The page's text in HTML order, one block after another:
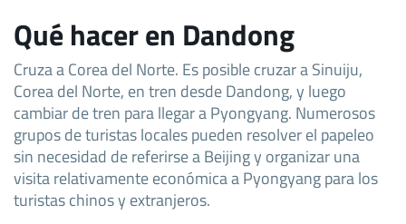
Qué hacer en Dandong
Cruza a Corea del Norte. Es posible cruzar a Sinuiju,
Corea del Norte, en tren desde Dandong, y luego
cambiar de tren para llegar a Pyongyang. Numerosos
grupos de turistas locales pueden resolver el papeleo
sin necesidad de referirse a Beijing y organizar una
visita relativamente económica a Pyongyang para los
turistas chinos y extranjeros.